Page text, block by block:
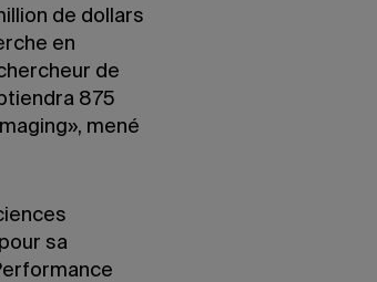
de dollars
en
de
875
mené
sa